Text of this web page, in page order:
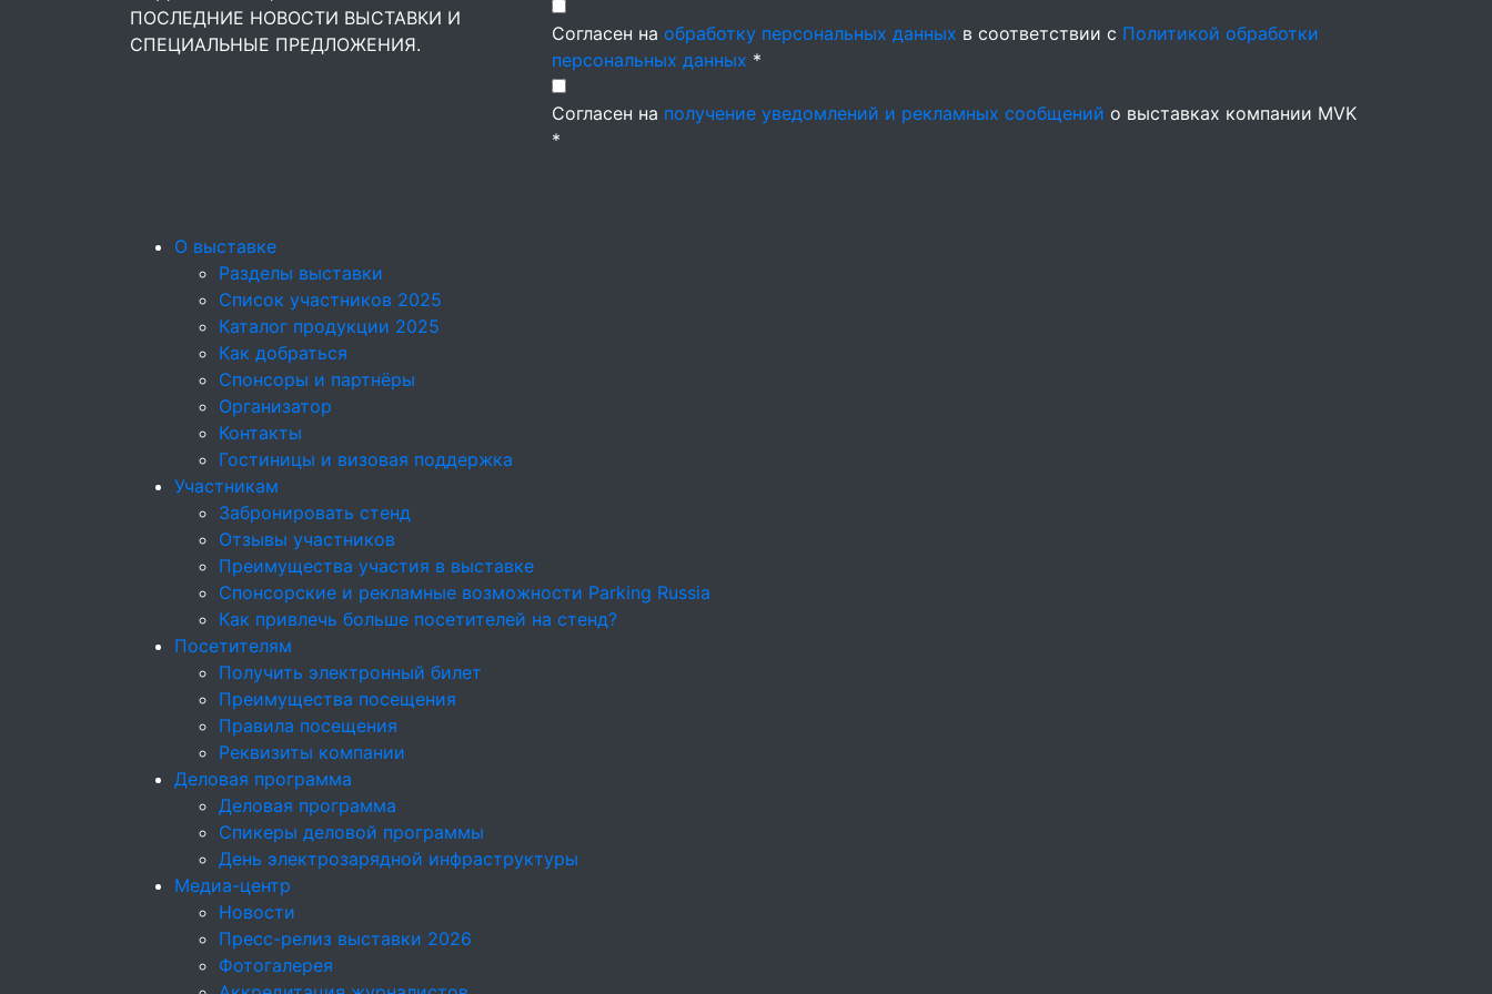
ПОСЛЕДНИЕ НОВОСТИ ВЫСТАВКИ И
СПЕЦИАЛЬНЫЕ ПРЕДЛОЖЕНИЯ.
Согласен на обработку персональных данных в соответствии с Политикой обработки
персональных данных *
Согласен на получение уведомлений и рекламных сообщений о выставках компании MVK
*
О выставке
Разделы выставки
Список участников 2025
Каталог продукции 2025
Как добраться
Спонсоры и партнёры
Организатор
Контакты
Гостиницы и визовая поддержка
Участникам
Забронировать стенд
Отзывы участников
Преимущества участия в выставке
Спонсорские и рекламные возможности Parking Russia
Как привлечь больше посетителей на стенд?
Посетителям
Получить электронный билет
Преимущества посещения
Правила посещения
Реквизиты компании
Деловая программа
Деловая программа
Спикеры деловой программы
День электрозарядной инфраструктуры
Медиа-центр
Новости
Пресс-релиз выставки 2026
Фотогалерея